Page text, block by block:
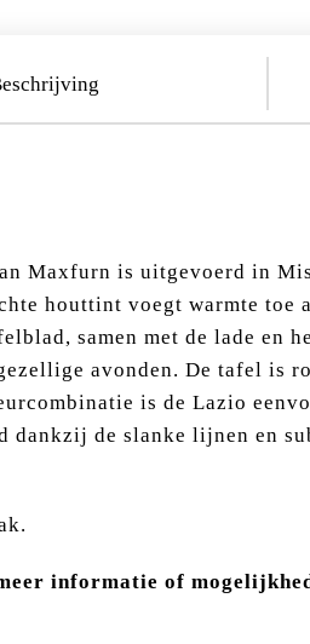
Maxfurn is uitgevoerd in
houttint voegt warmte toe
samen met de lade en
avonden. De tafel is
is de Lazio
de slanke lijnen en
informatie of